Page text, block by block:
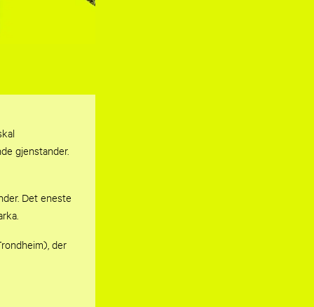
gjenstander.
Det eneste
der